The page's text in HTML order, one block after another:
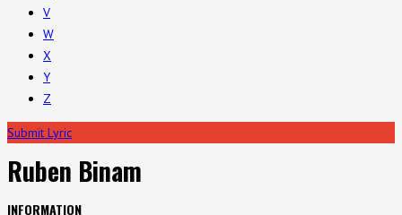
V
W
X
Y
Z
Submit Lyric
Ruben Binam
INFORMATION